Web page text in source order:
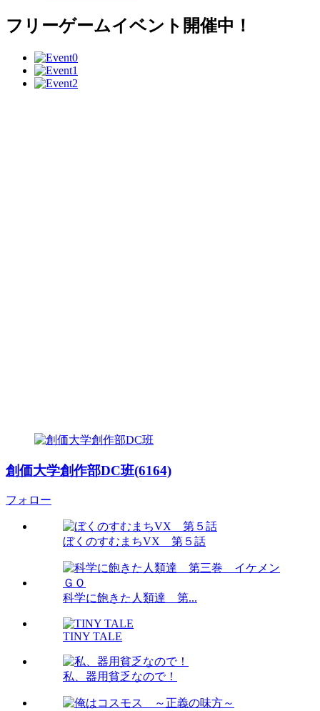
フリーゲームイベント開催中！
創価大学創作部DC班(6164)
フォロー
ぼくのすむまちVX 第５話
科学に飽きた人類達 第...
TINY TALE
私、器用貧乏なので！